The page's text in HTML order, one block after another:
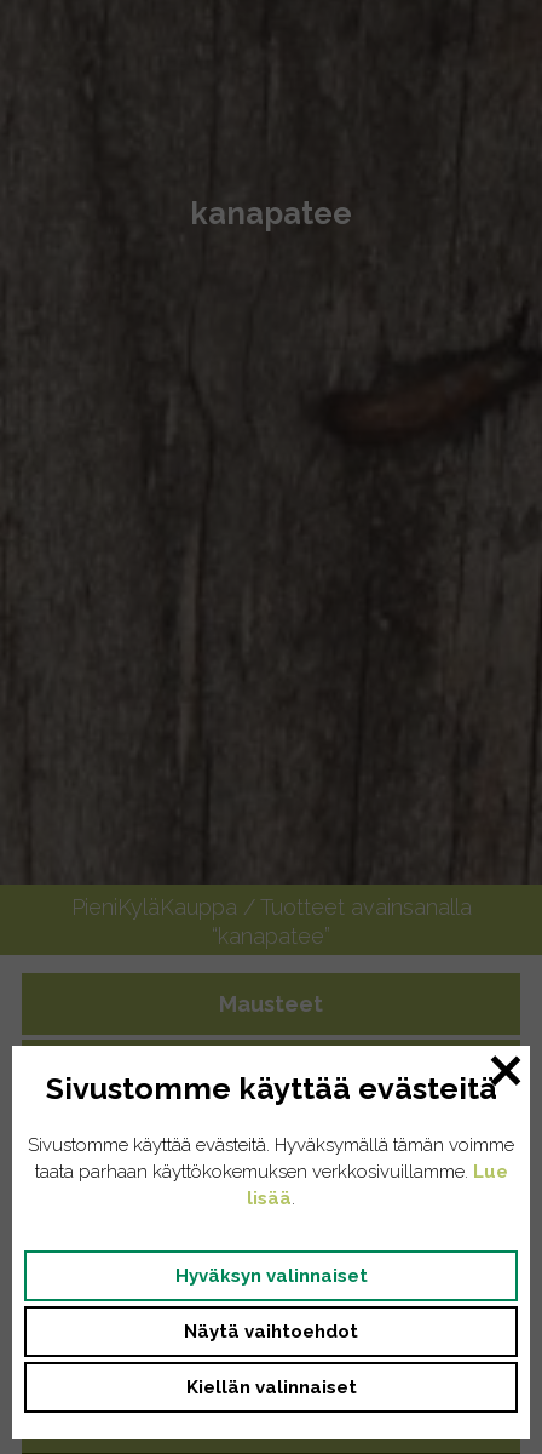
kanapatee
PieniKyläKauppa / Tuotteet avainsanalla
“kanapatee”
Mausteet
Eläintenruoat
Kissat
Koirat
Kodinhoito
Pyykinpesu
Sivustomme käyttää evästeitä
Sivustomme käyttää evästeitä. Hyväksymällä tämän voimme
taata parhaan käyttökokemuksen verkkosivuillamme. Lue
lisää
Hyväksyn valinnaiset
Näytä vaihtoehdot
Kiellän valinnaiset